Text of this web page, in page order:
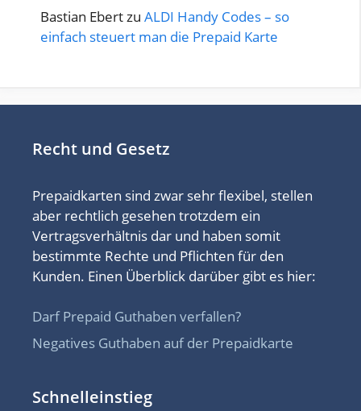
Bastian Ebertzu ALDI Handy Codes – so
einfach steuert man die Prepaid Karte
Recht und Gesetz
Prepaidkarten sind zwar sehr flexibel, stellen
aber rechtlich gesehen trotzdem ein
Vertragsverhältnis dar und haben somit
bestimmte Rechte und Pflichten für den
Kunden. Einen Überblick darüber gibt es hier:
Darf Prepaid Guthaben verfallen?
Negatives Guthaben auf der Prepaidkarte
Schnelleinstieg